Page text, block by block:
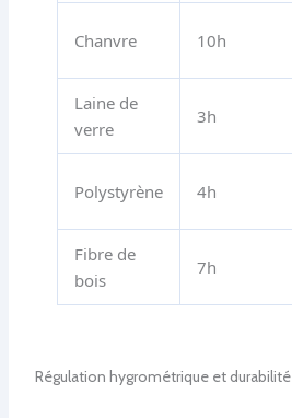
Chanvre 10h
Laine de
verre
3h
Polystyrène 4h
Fibre de
bois
7h
Régulation hygrométrique et